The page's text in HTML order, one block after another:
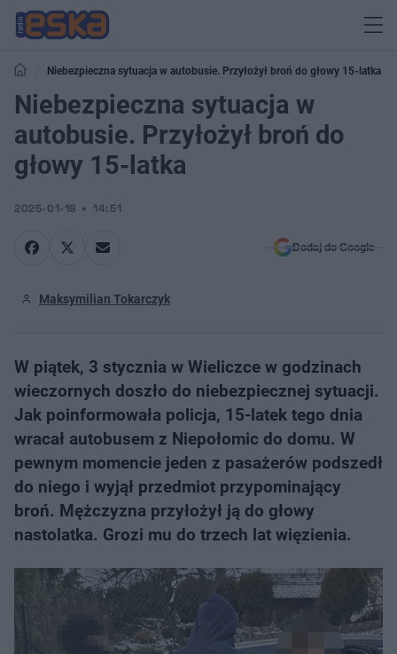
Niebezpieczna sytuacja w autobusie. Przyłożył broń do głowy 15-latka
Niebezpieczna sytuacja w
autobusie. Przyłożył broń do
głowy 15-latka
2025-01-18 14:51
Dodaj do Google
Maksymilian Tokarczyk
W piątek, 3 stycznia w Wieliczce w godzinach
wieczornych doszło do niebezpiecznej sytuacji.
Jak poinformowała policja, 15-latek tego dnia
wracał autobusem z Niepołomic do domu. W
pewnym momencie jeden z pasażerów podszedł
do niego i wyjął przedmiot przypominający
broń. Mężczyzna przyłożył ją do głowy
nastolatka. Grozi mu do trzech lat więzienia.